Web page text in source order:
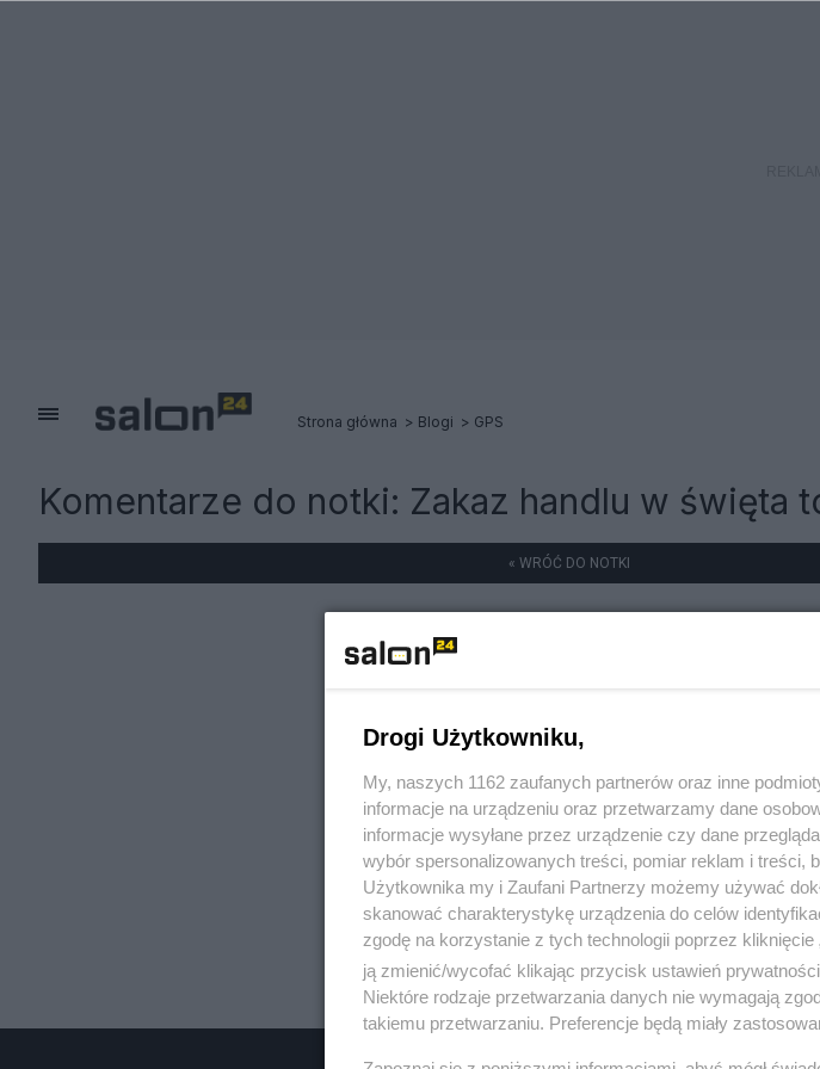
Strona główna Blogi GPS
Komentarze do notki: Zakaz handlu w święta
« WRÓĆ DO NOTKI
Drogi Użytkowniku,
My, naszych 1162 zaufanych partnerów oraz inne
informacje na urządzeniu oraz przetwarzamy dane
informacje wysyłane przez urządzenie czy dane
wybór spersonalizowanych treści, pomiar reklam i treści,
Użytkownika my i Zaufani Partnerzy możemy używać
skanować charakterystykę urządzenia do celów
zgodę na korzystanie z tych technologii poprzez
ją zmienić/wycofać klikając przycisk ustawień
Niektóre rodzaje przetwarzania danych nie wymagają
takiemu przetwarzaniu. Preferencje będą miały